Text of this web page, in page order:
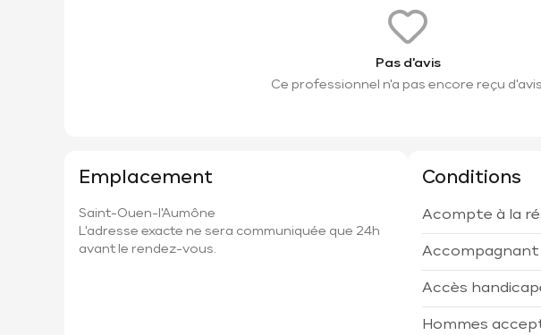
Pas d'avis
Ce professionnel n'a pas encore reçu
Emplacement
Saint-Ouen-l'Aumône
L'adresse exacte ne sera communiquée que 24h
avant le rendez-vous.
Conditions
Acompte à la
Accès
Hommes